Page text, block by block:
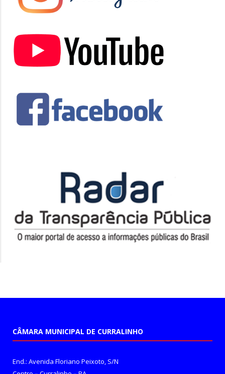
CÂMARA MUNICIPAL DE CURRALINHO
End.: Avenida Floriano Peixoto, S/N